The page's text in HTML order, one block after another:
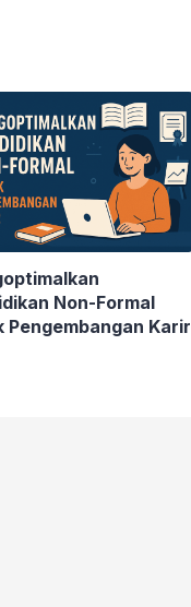
Non-Formal
Pengembangan Karir